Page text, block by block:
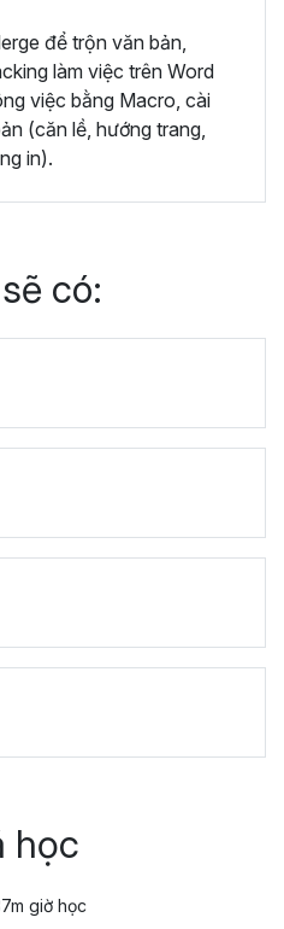
để trộn văn bản,
làm việc trên Word
việc bằng Macro, cài
(căn lề, hướng trang,
in).
có:
học
giờ học